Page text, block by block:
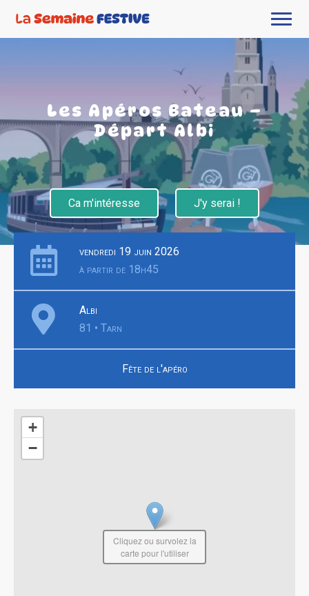
Les Apéros Bateau –
Départ Albi
Ca m'intéresse J'y serai !
vendredi 19 juin 2026
à partir de 18h45
Albi
81 • Tarn
Fête de l'apéro
+
−
Cliquez ou survolez la
carte pour l'utiliser